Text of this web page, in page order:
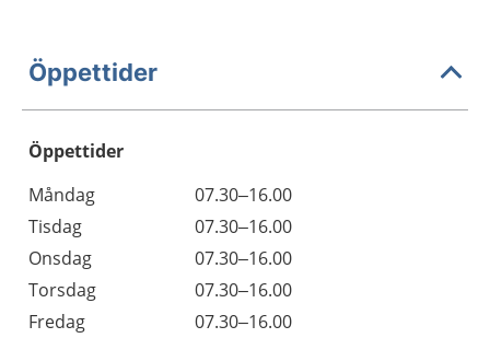
Öppettider
Öppettider
Dag
Öppettider
Kommentarer
Måndag
07.30–16.00
Tisdag
07.30–16.00
Onsdag
07.30–16.00
Torsdag
07.30–16.00
Fredag
07.30–16.00